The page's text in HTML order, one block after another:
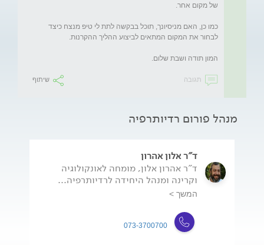
כמו כן, האם מניסיונך, תוכל בבקשה לתת לי טיפ מנצח כיצד
המון תודה ושבת שלום.
תגובה שיתוף
מנהל פורום רדיותרפיה
ד"ר אלון אהרון
ד"ר אהרון אלון, מומחה לאונקולוגיה
וקרינה ומנהל היחידה לרדיותרפיה...
המשך >
073-3700700